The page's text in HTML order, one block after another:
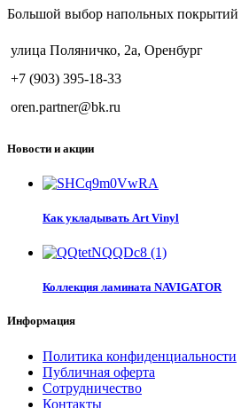
Большой выбор напольных покрытий
улица Поляничко, 2а, Оренбург
+7 (903) 395-18-33
oren.partner@bk.ru
Новости и акции
Как укладывать Art Vinyl
Коллекция ламината NAVIGATOR
Информация
Политика конфиденциальности
Публичная оферта
Сотрудничество
Контакты